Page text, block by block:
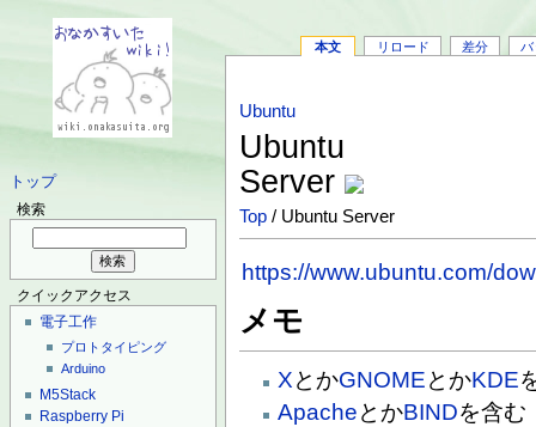
トップ
検索
クイックアクセス
電子工作
プロトタイピング
Arduino
M5Stack
Raspberry Pi
本文 リロード 差分 バ
Ubuntu
Ubuntu
Server
Top / Ubuntu Server
https://www.ubuntu.com/
メモ
XとかGNOMEとかKDE
ApacheとかBINDを含む